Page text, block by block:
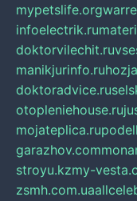
mypetslife.org
infoelectrik.ru
doktorvilechit.ru
manikjurinfo.ru
doktoradvice.ru
otopleniehouse.ru
mojateplica.ru
garazhov.com
stroyu.kzmy-
zsmh.com.ua